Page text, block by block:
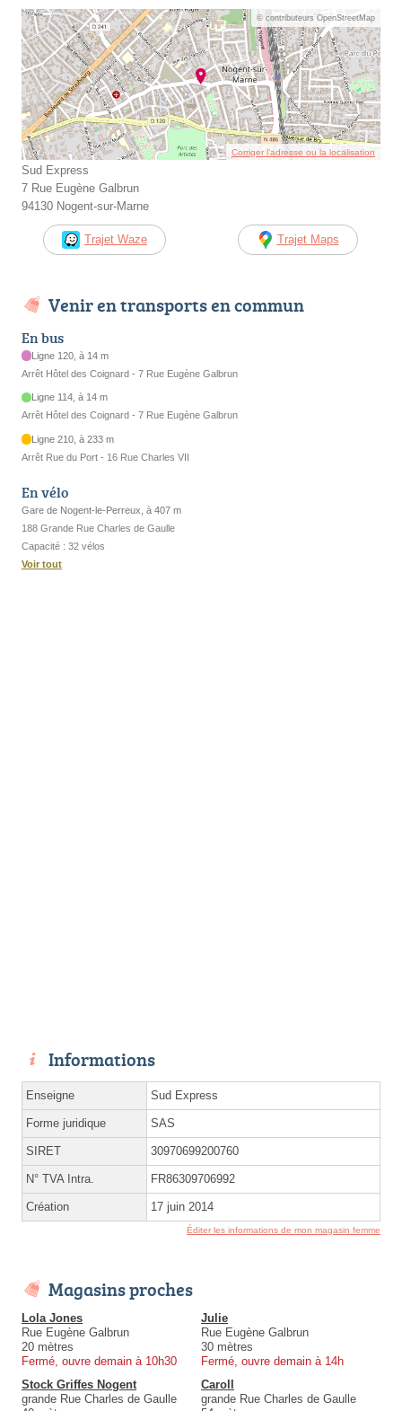
© contributeurs OpenStreetMap
Corriger l’adresse ou la localisation
Sud Express
7 Rue Eugène Galbrun
94130 Nogent-sur-Marne
Trajet Waze Trajet Maps
Venir en transports en commun
En bus
Ligne 120, à 14 m
Arrêt Hôtel des Coignard - 7 Rue Eugène Galbrun
Ligne 114, à 14 m
Arrêt Hôtel des Coignard - 7 Rue Eugène Galbrun
Ligne 210, à 233 m
Arrêt Rue du Port - 16 Rue Charles VII
En vélo
Gare de Nogent-le-Perreux, à 407 m
188 Grande Rue Charles de Gaulle
Capacité : 32 vélos
Voir tout
Informations
Enseigne Sud Express
Forme juridique SAS
SIRET 30970699200760
N° TVA Intra. FR86309706992
Création 17 juin 2014
Éditer les informations de mon magasin femme
Magasins proches
Lola Jones
Rue Eugène Galbrun
20 mètres
Fermé, ouvre demain à 10h30
Julie
Rue Eugène Galbrun
30 mètres
Fermé, ouvre demain à 14h
Stock Griffes Nogent
grande Rue Charles de Gaulle
Caroll
grande Rue Charles de Gaulle